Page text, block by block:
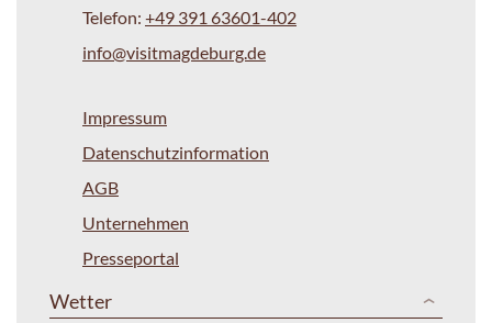
Telefon: +49 391 63601-402
info@visitmagdeburg.de
Impressum
Datenschutzinformation
AGB
Unternehmen
Presseportal
Wetter